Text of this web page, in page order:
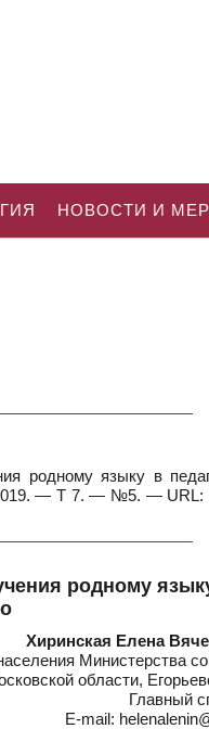
НОВОСТИ И
родному языку в
2019. — Т 7. — №5. — URL:
родному
Хиринская Елена
Министерства
области,
Главный
E-mail: